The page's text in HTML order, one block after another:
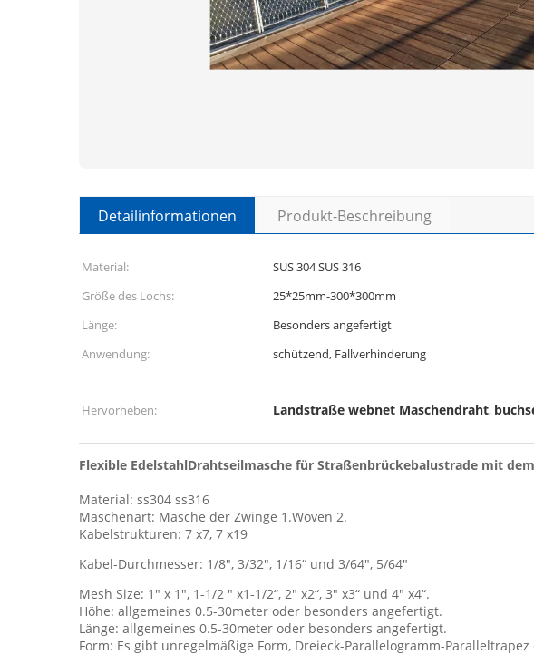
Detailinformationen Produkt-Beschreibung
Material: SUS 304 SUS 316
Größe des Lochs:
25*25mm-300*300mm
Länge:
Besonders angefertigt
Anwendung:
schützend, Fallverhinderung
Hervorheben:
Landstraße webnet Maschendraht,
Flexible EdelstahlDrahtseilmasche für Straßenbrückebalustrade mit
Material: ss304 ss316
Maschenart: Masche der Zwinge 1.Woven 2.
Kabelstrukturen: 7 x7, 7 x19
Kabel-Durchmesser: 1/8", 3/32", 1/16“ und 3/64", 5/64"
Mesh Size: 1" x 1", 1-1/2 " x1-1/2“, 2" x2“, 3" x3“ und 4" x4“.
Höhe: allgemeines 0.5-30meter oder besonders angefertigt.
Länge: allgemeines 0.5-30meter oder besonders angefertigt.
Form: Es gibt unregelmäßige Form, Dreieck-Parallelogramm-Paralleltrapez